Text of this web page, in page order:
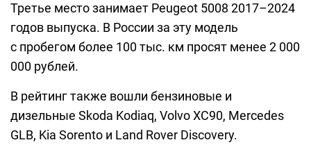
Третье место занимает Peugeot 5008 2017–2024
годов выпуска. В России за эту модель
с пробегом более 100 тыс. км просят менее 2 000
000 рублей.
В рейтинг также вошли бензиновые и
дизельные Skoda Kodiaq, Volvo XC90, Mercedes
GLB, Kia Sorento и Land Rover Discovery.